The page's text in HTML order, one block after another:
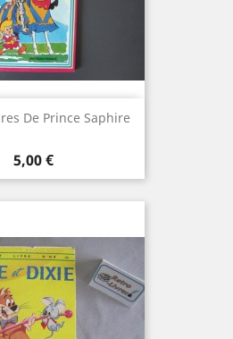
De Prince Saphire
Prix
5,00 €